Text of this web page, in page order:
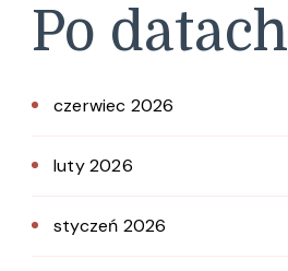
Po datach
czerwiec 2026
luty 2026
styczeń 2026